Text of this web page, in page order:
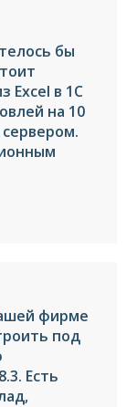
бы
Excel в 1С
на 10
фирме
под
Есть